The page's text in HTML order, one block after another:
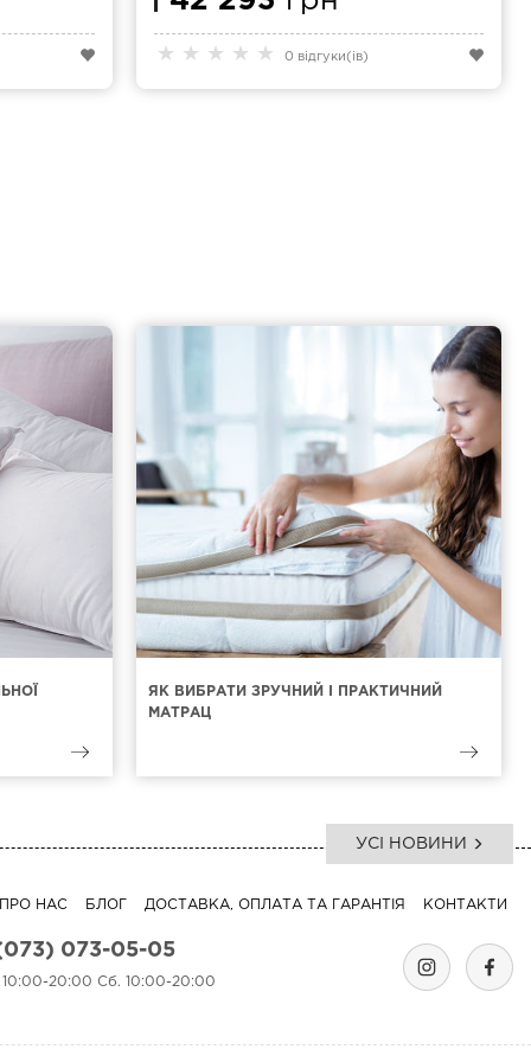
★ ★ ★ ★ ★ 0 відгуки(ів)
ЯК ВИБРАТИ ЗРУЧНИЙ І ПРАКТИЧНИЙ
МАТРАЦ
УСІ НОВИНИ
ПРО НАС БЛОГ ДОСТАВКА, ОПЛАТА ТА ГАРАНТІЯ КОНТАКТИ
073-05-05
10:00-20:00 Сб. 10:00-20:00